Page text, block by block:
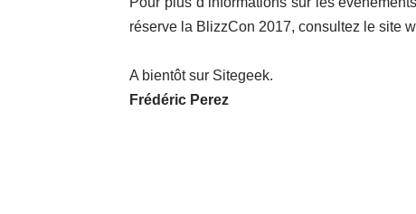
réserve la BlizzCon 2017, consultez le site
A bientôt sur Sitegeek.
Frédéric Perez